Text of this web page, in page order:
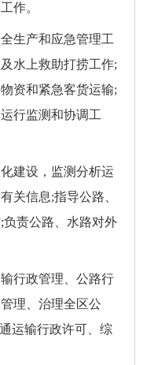
作。
生产和应急管理工
水上救助打捞工作;
资和紧急客货运输;
行监测和协调工
建设，监测分析运
关信息;指导公路、
责公路、水路对外
行政管理、公路行
理、治理全区公
运输行政许可、综